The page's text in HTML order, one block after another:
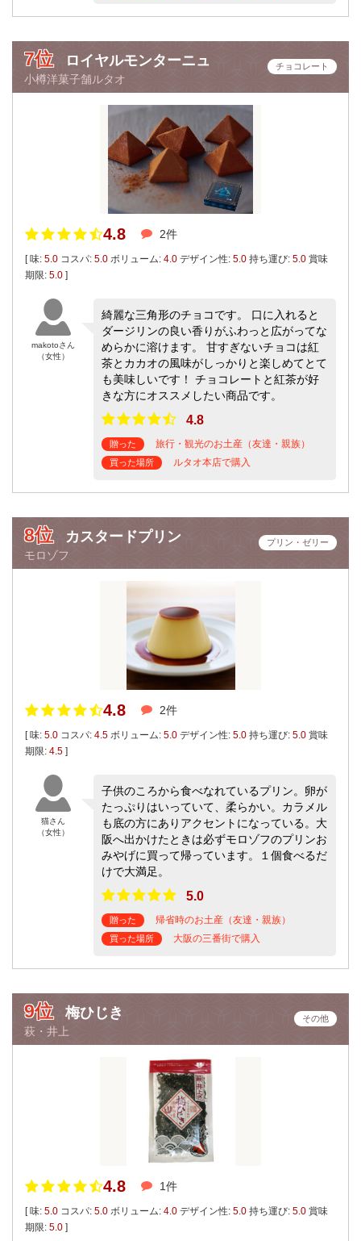
7位 ロイヤルモンターニュ
小樽洋菓子舗ルタオ
チョコレート
4.8 2件
[ 味: 5.0 コスパ: 5.0 ボリューム: 4.0 デザイン性: 5.0 持ち運び: 5.0 賞味
期限: 5.0 ]
makotoさん
（女性）
綺麗な三角形のチョコです。 口に入れると
ダージリンの良い香りがふわっと広がってな
めらかに溶けます。 甘すぎないチョコは紅
茶とカカオの風味がしっかりと楽しめてとて
も美味しいです！ チョコレートと紅茶が好
きな方にオススメしたい商品です。
4.8
贈った 旅行・観光のお土産（友達・親族）
買った場所 ルタオ本店で購入
8位 カスタードプリン
モロゾフ
プリン・ゼリー
4.8 2件
[ 味: 5.0 コスパ: 4.5 ボリューム: 5.0 デザイン性: 5.0 持ち運び: 5.0 賞味
期限: 4.5 ]
猫さん
（女性）
子供のころから食べなれているプリン。卵が
たっぷりはいっていて、柔らかい。カラメル
も底の方にありアクセントになっている。大
阪へ出かけたときは必ずモロゾフのプリンお
みやげに買って帰っています。１個食べるだ
けで大満足。
5.0
贈った 帰省時のお土産（友達・親族）
買った場所 大阪の三番街で購入
9位 梅ひじき
萩・井上
その他
4.8 1件
[ 味: 5.0 コスパ: 5.0 ボリューム: 4.0 デザイン性: 5.0 持ち運び: 5.0 賞味
期限: 5.0 ]